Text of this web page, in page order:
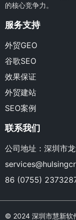
的核心竞争力。
服务支持
外贸GEO
谷歌SEO
效果保证
外贸建站
SEO案例
联系我们
公司地址：深圳市
86 (0755)
© 2024 深圳市慧新